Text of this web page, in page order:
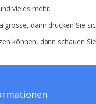
vieles mehr.
dann drucken Sie
können, dann schauen